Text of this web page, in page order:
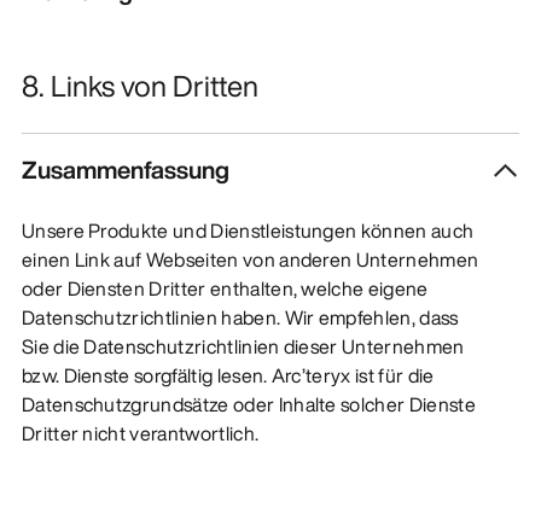
8. Links von Dritten
Zusammenfassung
Unsere Produkte und Dienstleistungen können auch
einen Link auf Webseiten von anderen Unternehmen
oder Diensten Dritter enthalten, welche eigene
Datenschutzrichtlinien haben. Wir empfehlen, dass
Sie die Datenschutzrichtlinien dieser Unternehmen
bzw. Dienste sorgfältig lesen. Arc’teryx ist für die
Datenschutzgrundsätze oder Inhalte solcher Dienste
Dritter nicht verantwortlich.